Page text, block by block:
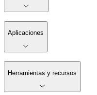
Aplicaciones
Herramientas y recursos